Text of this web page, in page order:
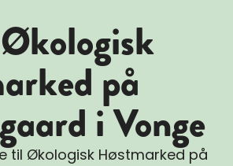
på
i Vonge
til Økologisk Høstmarked på